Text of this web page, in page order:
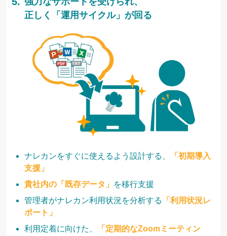
ナレカンをすぐに使えるよう設計する、
「初期導入
支援」
貴社内の「既存データ」 を移行支援
管理者がナレカン利用状況を分析する
「利用状況レ
ポート」
利用定着に向けた、
「定期的なZoomミーティン
正しく「運用サイクル」が回る